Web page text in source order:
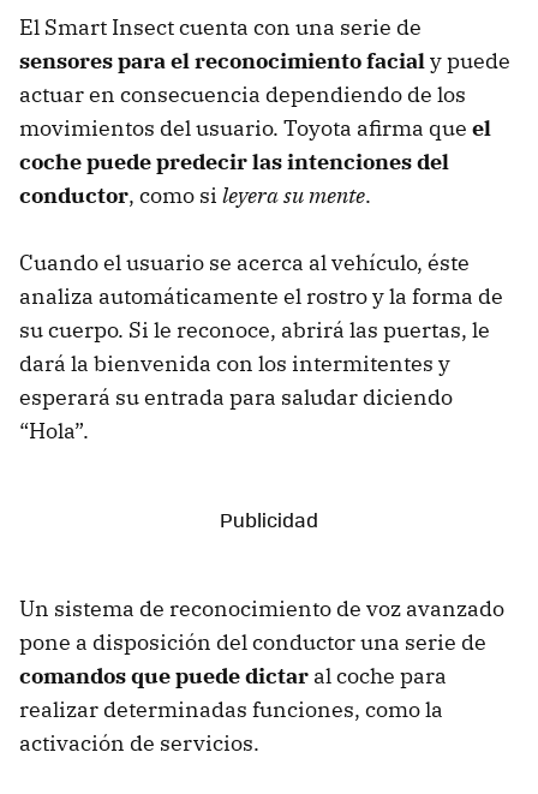
El Smart Insect cuenta con una serie de
sensores para el reconocimiento facialy puede
actuar en consecuencia dependiendo de los
movimientos del usuario. Toyota afirma que el
coche puede predecir las intenciones del
conductor, como si leyera su mente.
Cuando el usuario se acerca al vehículo, éste
analiza automáticamente el rostro y la forma de
su cuerpo. Si le reconoce, abrirá las puertas, le
dará la bienvenida con los intermitentes y
esperará su entrada para saludar diciendo
“Hola”.
Un sistema de reconocimiento de voz avanzado
pone a disposición del conductor una serie de
comandos que puede dictar al coche para
realizar determinadas funciones, como la
activación de servicios.